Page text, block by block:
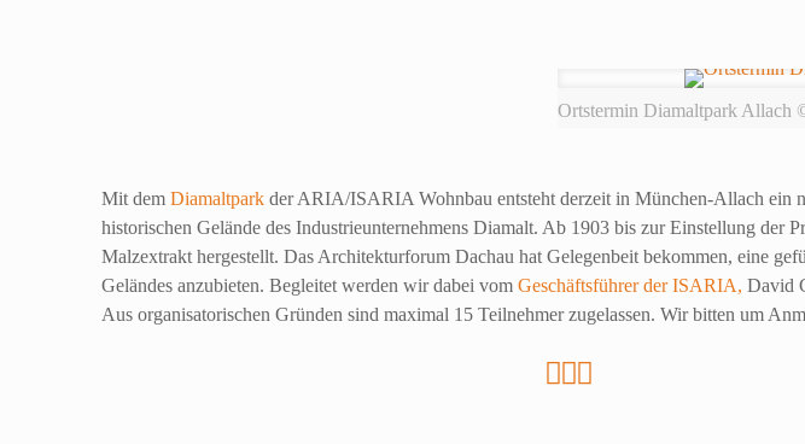
Ortstermin Diamaltpark
Mit dem Diamaltpark der ARIA/ISARIA Wohnbau entsteht derzeit in München-Allach ein
historischen Gelände des Industrieunternehmens Diamalt. Ab 1903 bis zur Einstellung der
Malzextrakt hergestellt. Das Architekturforum Dachau hat Gelegenbeit bekommen, eine
Geländes anzubieten. Begleitet werden wir dabei vom Geschäftsführer der ISARIA, David
Aus organisatorischen Gründen sind maximal 15 Teilnehmer zugelassen. Wir bitten um